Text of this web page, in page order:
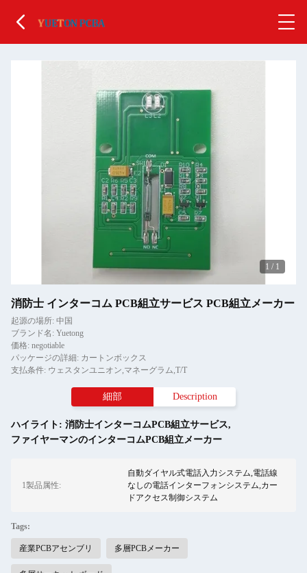
1 / 1
消防士 インターコム PCB組立サービス PCB組立メーカー
起源の場所: 中国
ブランド名: Yuetong
価格: negotiable
パッケージの詳細: カートンボックス
支払条件: ウェスタンユニオン,マネーグラム,T/T
細部 Description
ハイライト: 消防士インターコムPCB組立サービス,
ファイヤーマンのインターコムPCB組立メーカー
1製品属性:
自動ダイヤル式電話入力システム,電話線
なしの電話インターフォンシステム,カー
ドアクセス制御システム
Tags:
産業PCBアセンブリ 多層PCBメーカー